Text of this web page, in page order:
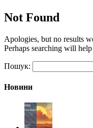
Not Found
Apologies, but no results
Perhaps searching will
Пошук:
Новини